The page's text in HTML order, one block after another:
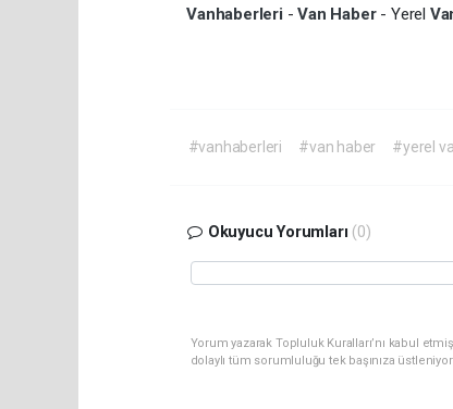
Vanhaberleri -Van Haber - Yerel
#vanhaberleri #van haber #yerel
Okuyucu Yorumları (0)
Yorum yazarak Topluluk Kuralları’nı kabul
dolaylı tüm sorumluluğu tek başınıza